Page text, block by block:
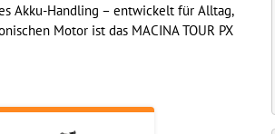
Akku-Handling – entwickelt für Alltag,
Motor ist das MACINA TOUR PX